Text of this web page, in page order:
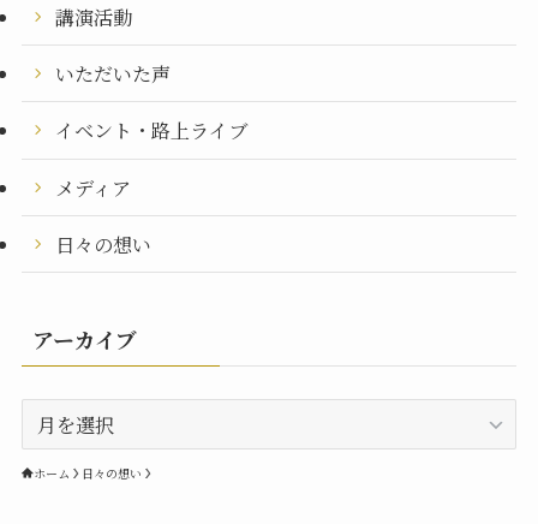
講演活動
いただいた声
イベント・路上ライブ
メディア
日々の想い
アーカイブ
ー
カホーム 日々の想い